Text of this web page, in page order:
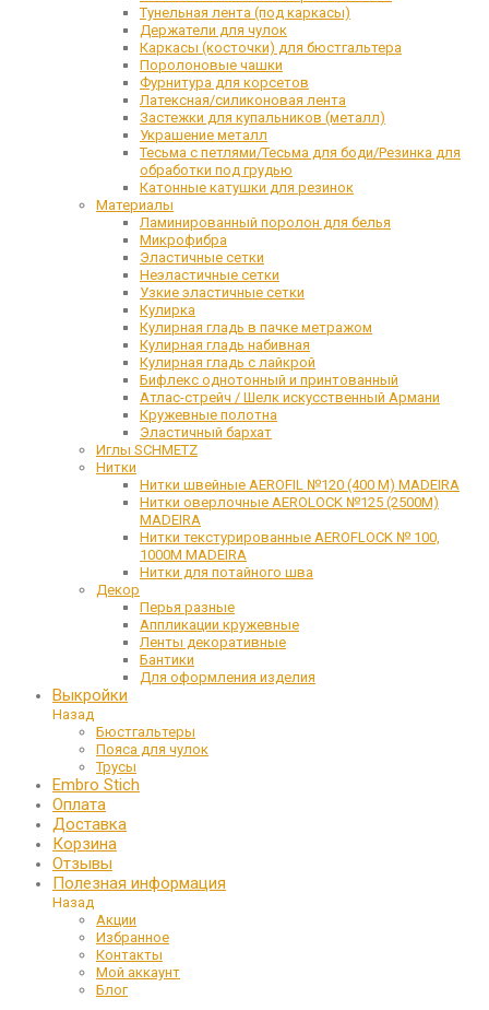
Тунельная лента (под каркасы)
Держатели для чулок
Каркасы (косточки) для бюстгальтера
Поролоновые чашки
Фурнитура для корсетов
Латексная/силиконовая лента
Застежки для купальников (металл)
Украшение металл
Тесьма с петлями/Тесьма для боди/Резинка для
обработки под грудью
Катонные катушки для резинок
Материалы
Ламинированный поролон для белья
Микрофибра
Эластичные сетки
Неэластичные сетки
Узкие эластичные сетки
Кулирка
Кулирная гладь в пачке метражом
Кулирная гладь набивная
Кулирная гладь с лайкрой
Бифлекс однотонный и принтованный
Атлас-стрейч / Шелк искусственный Армани
Кружевные полотна
Эластичный бархат
Иглы SCHMETZ
Нитки
Нитки швейные AEROFIL №120 (400 М) MADEIRA
Нитки оверлочные AEROLOCK №125 (2500М)
MADEIRA
Нитки текстурированные AEROFLOCK № 100,
1000М MADEIRA
Нитки для потайного шва
Декор
Перья разные
Аппликации кружевные
Ленты декоративные
Бантики
Для оформления изделия
Выкройки
Назад
Бюстгальтеры
Пояса для чулок
Трусы
Embro Stich
Оплата
Доставка
Корзина
Отзывы
Полезная информация
Назад
Акции
Избранное
Контакты
Мой аккаунт
Блог